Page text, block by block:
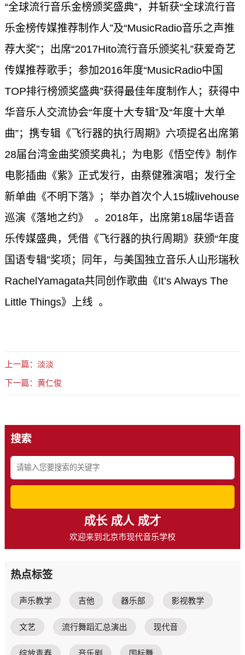
“全球流行音乐金榜颁奖盛典”，并斩获“全球流行音
乐金榜传媒推荐制作人”及“MusicRadio音乐之声推
荐大奖”；出席“2017Hito流行音乐颁奖礼”获爱奇艺
传媒推荐歌手；参加2016年度“MusicRadio中国
TOP排行榜颁奖盛典”获得最佳年度制作人；获得中
华音乐人交流协会“年度十大专辑”及“年度十大单
曲”；携专辑《飞行器的执行周期》六项提名出席第
28届台湾金曲奖颁奖典礼；为电影《悟空传》制作
电影插曲《紫》正式发行，由蔡健雅演唱；发行全
新单曲《不明下落》；举办首次个人15城livehouse
巡演《落地之约》 。2018年，出席第18届华语音
乐传媒盛典，凭借《飞行器的执行周期》获颁“年度
国语专辑”奖项；同年，与美国独立音乐人山形瑞秋
RachelYamagata共同创作歌曲《It’s Always The
Little Things》上线 。
上一篇：淡淡
下一篇：黄仁俊
搜索
成长 成人 成才
欢迎来到北京市现代音乐学校
热点标签
声乐教学 吉他 器乐部 影视教学
文艺 流行舞蹈汇总演出 现代音
绽放青春 音乐剧 国标舞